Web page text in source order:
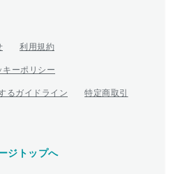
利用規約
キーポリシー
るガイドライン 特定商取引
ジトップへ